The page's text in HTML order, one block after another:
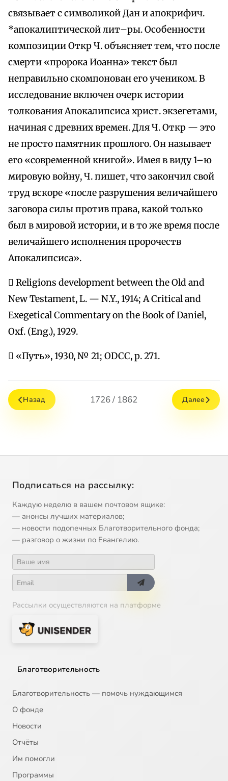
связывает с символикой Дан и апокрифич.
*апокалиптической лит–ры. Особенности
композиции Откр Ч. объясняет тем, что после
смерти «пророка Иоанна» текст был
неправильно скомпонован его учеником. В
исследование включен очерк истории
толкования Апокалипсиса христ. экзегетами,
начиная с древних времен. Для Ч. Откр — это
не просто памятник прошлого. Он называет
его «современной книгой». Имея в виду 1–ю
мировую войну, Ч. пишет, что закончил свой
труд вскоре «после разрушения величайшего
заговора силы против права, какой только
был в мировой истории, и в то же время после
величайшего исполнения пророчеств
Апокалипсиса».
 Religions development bеtween the Old and
New Testament, L. — N.Y., 1914; А Critical and
Exegetical Commentary on the Book of Daniel,
Oxf. (Eng.), 1929.
 «Путь», 1930, № 21; ODCC, р. 271.
Назад 1726 / 1862 Далее
Подписаться на рассылку:
Каждую неделю в вашем почтовом ящике:
— анонсы лучших материалов;
— новости подопечных Благотворительного фонда;
— разговор о жизни по Евангелию.
Рассылки осуществляются на платформе
Благотворительность
Благотворительность — помочь нуждающимся
О фонде
Новости
Отчёты
Им помогли
Программы